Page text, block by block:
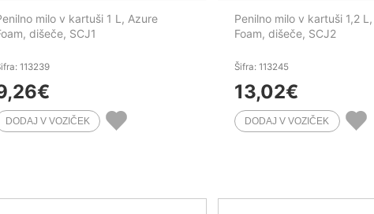
milo v kartuši 1 L, Azure
dišeče, SCJ1
113239
€
Penilno milo v kartuši 1,2
Foam, dišeče, SCJ2
Šifra: 113245
13,02€